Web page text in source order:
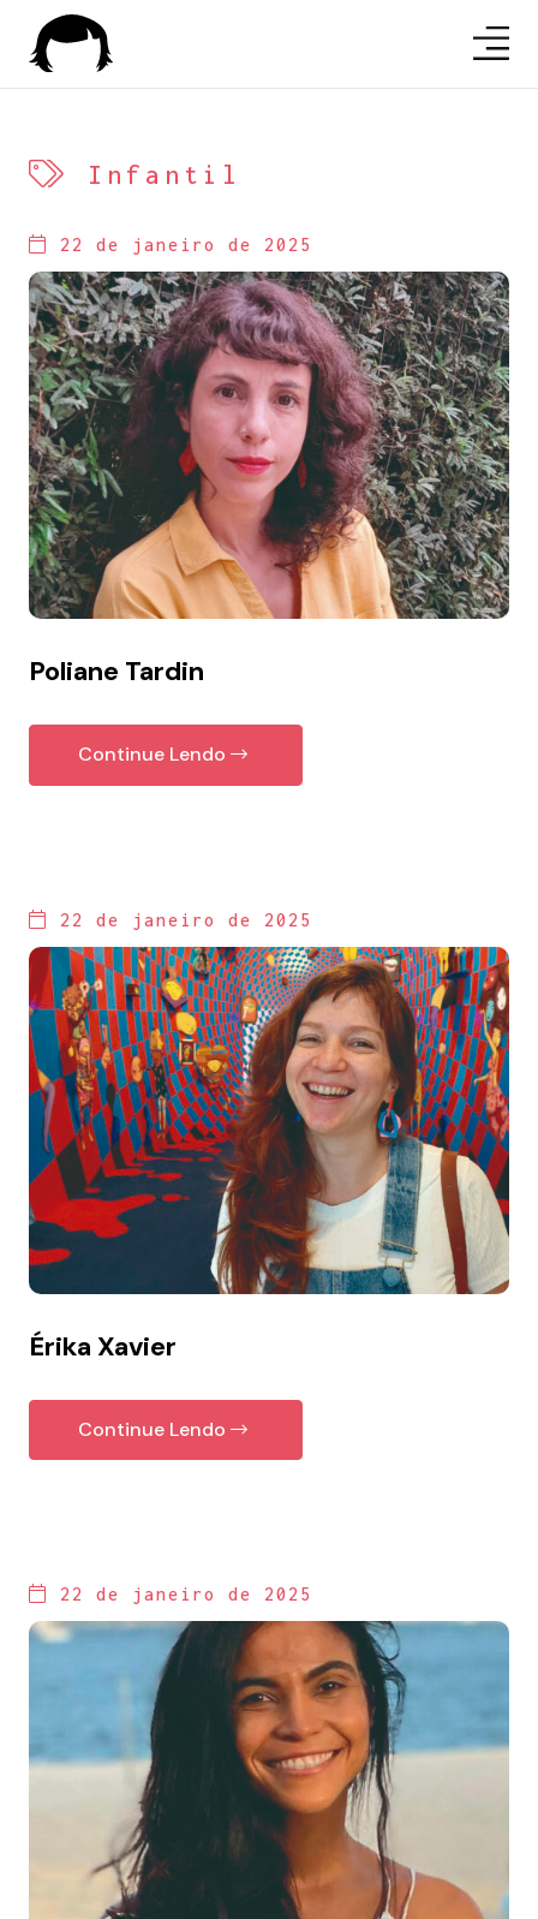
Infantil
22 de janeiro de 2025
Poliane Tardin
Continue Lendo
22 de janeiro de 2025
Érika Xavier
Continue Lendo
22 de janeiro de 2025